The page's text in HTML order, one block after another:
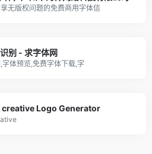
无版权问题的免费商用字体信
别 - 求字体网
体预览,免费字体下载,字
Logo Generator